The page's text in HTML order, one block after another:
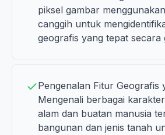
piksel gambar
canggih untuk
geografis yang tepat secara
Pengenalan Fitur Geografis
Mengenali berbagai
alam dan buatan manusia
bangunan dan jenis tanah